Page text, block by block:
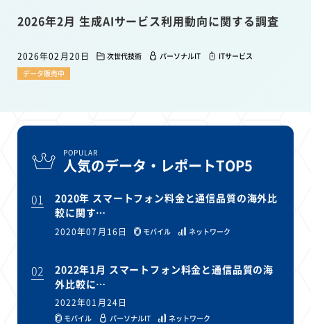
2026年2月 生成AIサービス利用動向に関する調査
2026年02月20日 次世代技術 パーソナルIT
ITサービス
データ販売中
POPULAR
人気のデータ・レポートTOP5
01
2020年 スマートフォン料金と通信品質の海外比
較に関す…
2020年07月16日 モバイル ネットワーク
02
2022年1月 スマートフォン料金と通信品質の海
外比較に…
2022年01月24日
モバイル パーソナルIT
ネットワーク